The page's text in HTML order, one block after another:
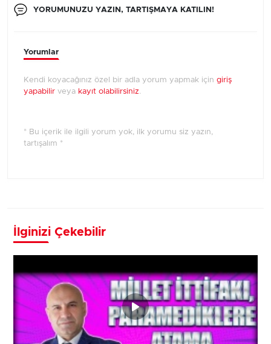
YORUMUNUZU YAZIN, TARTIŞMAYA KATILIN!
Yorumlar
Kendi koyacağınız özel bir adla yorum yapmak için giriş
yapabilir veya kayıt olabilirsiniz.
* Bu içerik ile ilgili yorum yok, ilk yorumu siz yazın,
tartışalım *
İlginizi Çekebilir